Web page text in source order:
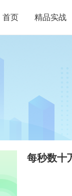
首页 精品实战
每秒数十